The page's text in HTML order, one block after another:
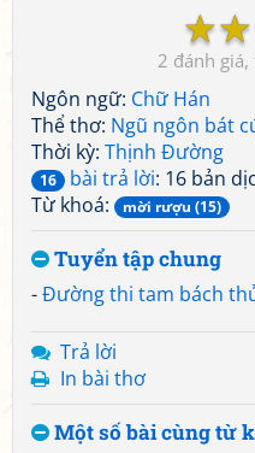
☆
☆
2
Ngôn ngữ: Chữ Hán
Thể thơ: Ngũ ngôn bát
Thời kỳ: Thịnh Đường
16 bài trả lời: 16 bản
Từ khoá:
mời rượu (15)
Tuyển tập chung
-Đường thi tam bách
Trả lời
In bài thơ
Một số bài cùng từ